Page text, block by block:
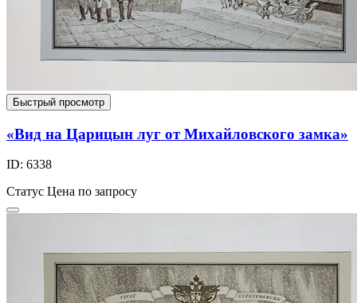
Быстрый просмотр
«Вид на Царицын луг от Михайловского замка»
ID: 6338
Статус Цена по запросу